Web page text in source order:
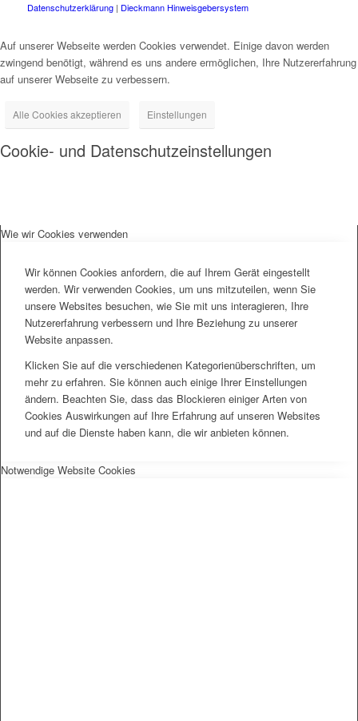
Datenschutzerklärung| Dieckmann Hinweisgebersystem
Auf unserer Webseite werden Cookies verwendet. Einige davon werden
zwingend benötigt, während es uns andere ermöglichen, Ihre Nutzererfahrung
auf unserer Webseite zu verbessern.
Alle Cookies akzeptieren Einstellungen
Cookie- und Datenschutzeinstellungen
Wie wir Cookies verwenden
Wir können Cookies anfordern, die auf Ihrem Gerät eingestellt
werden. Wir verwenden Cookies, um uns mitzuteilen, wenn Sie
unsere Websites besuchen, wie Sie mit uns interagieren, Ihre
Nutzererfahrung verbessern und Ihre Beziehung zu unserer
Website anpassen.
Klicken Sie auf die verschiedenen Kategorienüberschriften, um
mehr zu erfahren. Sie können auch einige Ihrer Einstellungen
ändern. Beachten Sie, dass das Blockieren einiger Arten von
Cookies Auswirkungen auf Ihre Erfahrung auf unseren Websites
und auf die Dienste haben kann, die wir anbieten können.
Notwendige Website Cookies